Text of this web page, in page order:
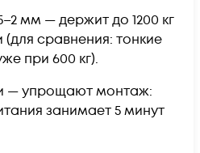
мм — держит до 1200 кг
сравнения: тонкие
при 600 кг).
— упрощают монтаж:
занимает 5 минут